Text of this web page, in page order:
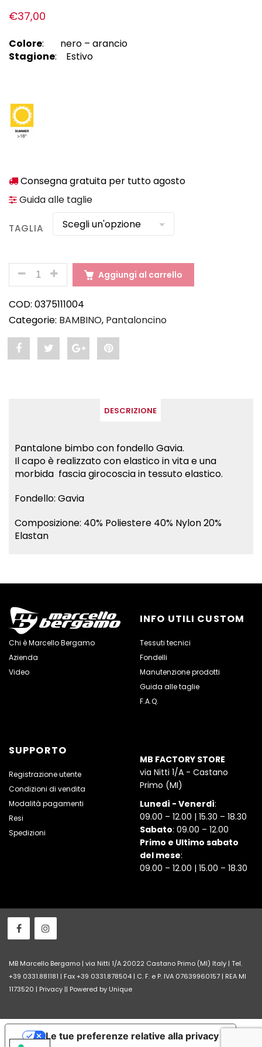
€37,00
Colore: nero – arancio
Stagione: Estivo
Consegna gratuita per tutto agosto
Guida alle taglie
TAGLIA
QUANTITÀ Aggiungi al carrello
COD: 0375111004
Categorie: BAMBINO, Pantaloncino
Share
on
Post
bimbo"
Twitter
Share
Pantalone
on
Google
Plus
Pin
Pantalone
on
DESCRIZIONE
Pantalone bimbo con fondello Gavia.
Il capo è realizzato con elastico in vita e una
morbida fascia girocoscia in tessuto elastico.
Fondello: Gavia
Composizione: 40% Poliestere 40% Nylon 20%
Elastan
Chi è Marcello Bergamo
Azienda
Video
INFO UTILI CUSTOM
Tessuti tecnici
Fondelli
Manutenzione prodotti
Guida alle taglie
F.A.Q.
SUPPORTO
Registrazione utente
Condizioni di vendita
Modalità pagamenti
Resi
Spedizioni
MB FACTORY STORE
via Nitti 1/A - Castano
Primo (MI)
Lunedì - Venerdì:
09.00 – 12.00 | 15.30 – 18.30
Sabato: 09.00 – 12.00
Primo e Ultimo sabato
del mese:
09.00 – 12.00 | 15.00 – 18.30
MB Marcello Bergamo | via Nitti 1/A 20022 Castano Primo (MI) Italy | Tel.
+39 0331.881181 | Fax +39 0331.878504 | C. F. e P. IVA 07639960157 | REA MI
1173520 | Privacy || Powered by Unique
Le tue preferenze relative alla privacy